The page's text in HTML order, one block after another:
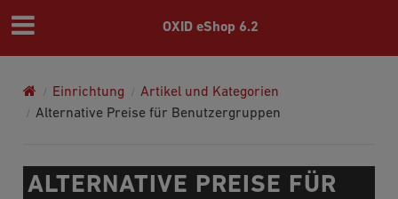
OXID eShop 6.2
Einrichtung
Artikel und Kategorien
Alternative Preise für Benutzergruppen
ALTERNATIVE PREISE FÜR